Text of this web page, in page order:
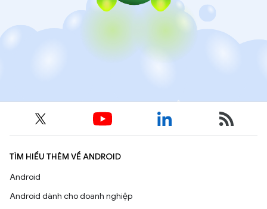
TÌM HIỂU THÊM VỀ ANDROID
Android
Android dành cho doanh nghiệp